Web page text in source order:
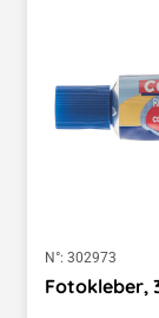
N°: 302973
Fotokleber,